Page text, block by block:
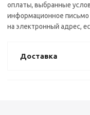
оплаты, выбранные
информационное
на электронный адрес,
Доставка